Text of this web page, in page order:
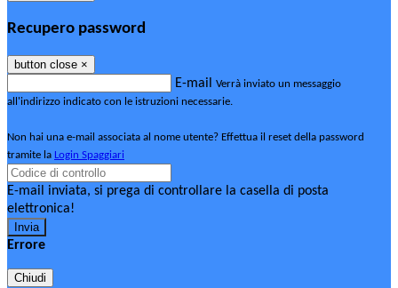
Recupero password
button close ×
E-mail Verrà inviato un messaggio
all'indirizzo indicato con le istruzioni necessarie.
Non hai una e-mail associata al nome utente? Effettua il reset della password
tramite la Login Spaggiari
E-mail inviata, si prega di controllare la casella di posta
elettronica!
Errore
Chiudi